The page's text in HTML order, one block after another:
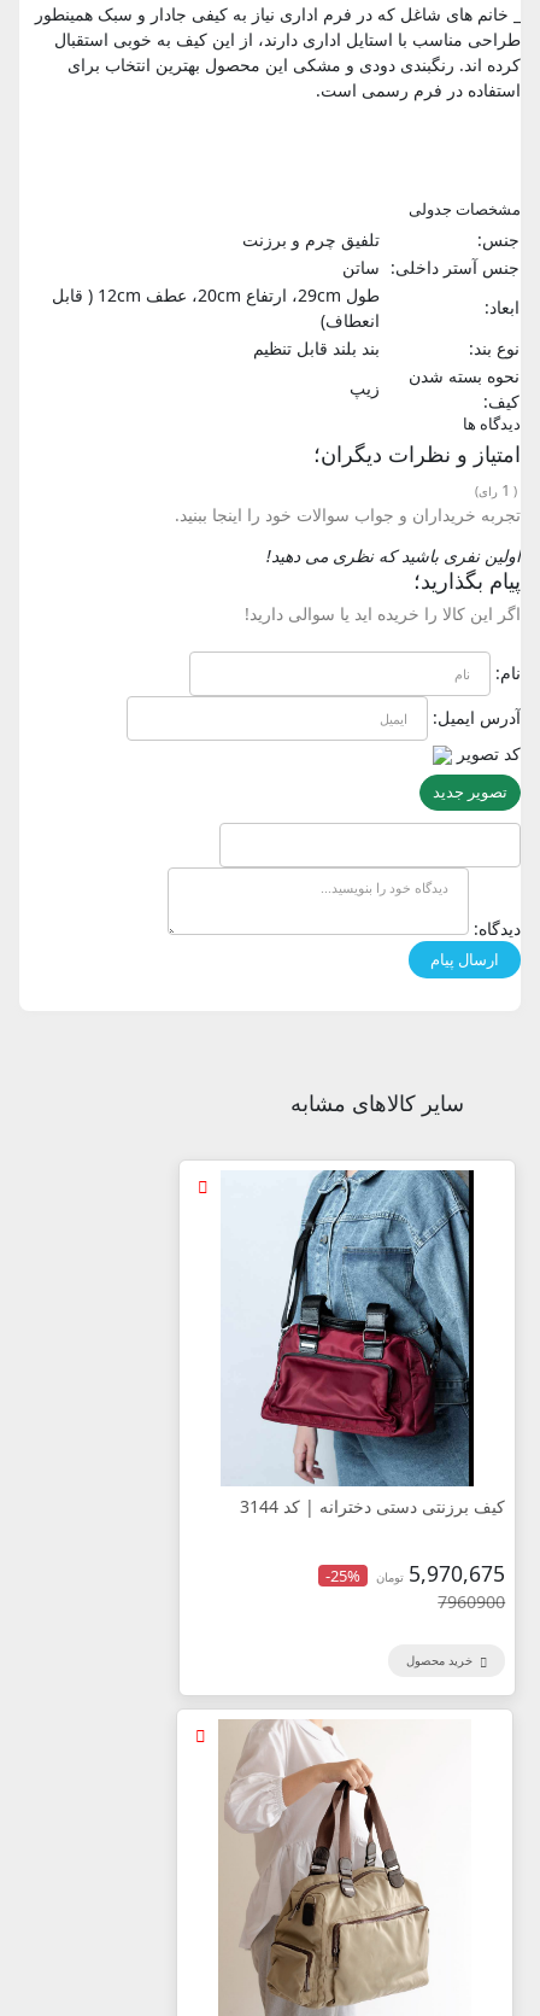
_ خانم های شاغل که در فرم اداری نیاز به کیفی جادار و سبک همینطور
طراحی مناسب با استایل اداری دارند، از این کیف به خوبی استقبال
کرده اند. رنگبندی دودی و مشکی این محصول بهترین انتخاب برای
استفاده در فرم رسمی است.
مشخصات جدولی
جنس:
تلفیق چرم و برزنت
جنس آستر داخلی: ساتن
ابعاد:
طول 29cm، ارتفاع 20cm، عطف 12cm ( قابل
انعطاف)
نوع بند:
بند بلند قابل تنظیم
نحوه بسته شدن
کیف:
زیپ
دیدگاه ها
امتیاز و نظرات دیگران؛
(
1 رای)
تجربه خریداران و جواب سوالات خود را اینجا ببنید.
اولین نفری باشید که نظری می دهید!
پیام بگذارید؛
اگر این کالا را خریده اید یا سوالی دارید!
نام:
آدرس ایمیل:
کد تصویر
تصویر جدید
دیدگاه:
سایر کالاهای مشابه
کیف برزنتی دستی دخترانه | کد 3144
5,970,675 تومان -25%
7960900
خرید محصول